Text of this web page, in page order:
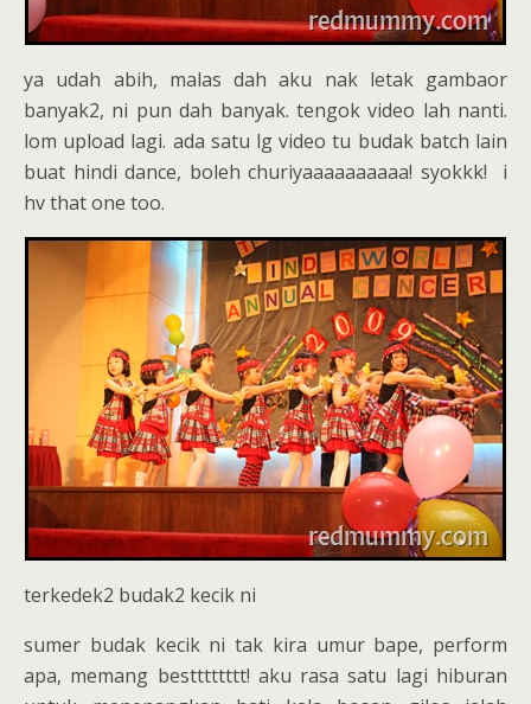
ya udah abih, malas dah aku nak letak gambaor
banyak2, ni pun dah banyak. tengok video lah nanti.
lom upload lagi. ada satu lg video tu budak batch lain
buat hindi dance, boleh churiyaaaaaaaaaa! syokkk! i
hv that one too.
terkedek2 budak2 kecik ni
sumer budak kecik ni tak kira umur bape, perform
apa, memang bestttttttt! aku rasa satu lagi hiburan